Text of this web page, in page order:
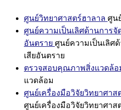
ศูนย์วิทยาศาสตร์ฮาลาล ศูน
ศูนย์ความเป็นเลิศด้านการจั
อันตราย ศูนย์ความเป็นเลิศ
เสียอันตราย
ตรวจสอบคุณภาพสิ่งแวดล้อ
แวดล้อม
ศูนย์เครื่องมือวิจัยวิทยาศาส
ศูนย์เครื่องมือวิจัยวิทยาศาส